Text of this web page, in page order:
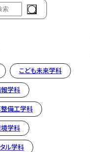
こども未来学科
学科
備工学科
学科
ル学科